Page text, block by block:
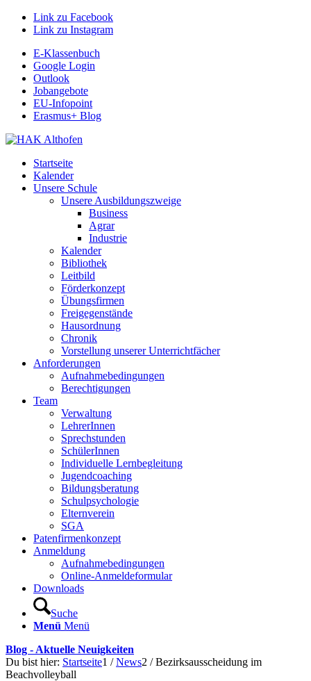
Link zu Facebook
Link zu Instagram
E-Klassenbuch
Google Login
Outlook
Jobangebote
EU-Infopoint
Erasmus+ Blog
Startseite
Kalender
Unsere Schule
Unsere Ausbildungszweige
Business
Agrar
Industrie
Kalender
Bibliothek
Leitbild
Förderkonzept
Übungsfirmen
Freigegenstände
Hausordnung
Chronik
Vorstellung unserer Unterrichtfächer
Anforderungen
Aufnahmebedingungen
Berechtigungen
Team
Verwaltung
LehrerInnen
Sprechstunden
SchülerInnen
Individuelle Lernbegleitung
Jugendcoaching
Bildungsberatung
Schulpsychologie
Elternverein
SGA
Patenfirmenkonzept
Anmeldung
Aufnahmebedingungen
Online-Anmeldeformular
Downloads
Suche
Menü Menü
Blog - Aktuelle Neuigkeiten
Du bist hier: Startseite1 / News2 / Bezirksausscheidung im
Beachvolleyball